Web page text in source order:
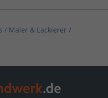
/ Maler & Lackierer /
/